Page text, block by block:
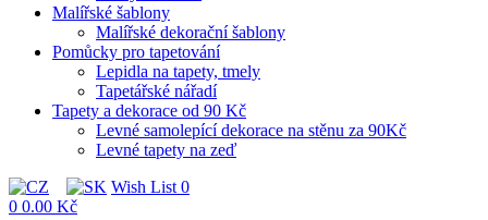
Malířské šablony
Malířské dekorační šablony
Pomůcky pro tapetování
Lepidla na tapety, tmely
Tapetářské nářadí
Tapety a dekorace od 90 Kč
Levné samolepící dekorace na stěnu za 90Kč
Levné tapety na zeď
Wish List 0
0 0.00 Kč